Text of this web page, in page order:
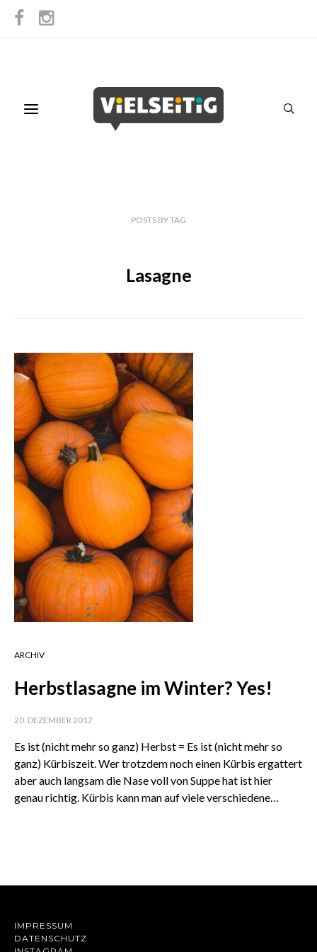
POSTS BYTAG
Lasagne
ARCHIV
Herbstlasagne im Winter? Yes!
20. DEZEMBER 2017
Es ist (nicht mehr so ganz) Herbst = Es ist (nicht mehr so
ganz) Kürbiszeit. Wer trotzdem noch einen Kürbis ergattert
aber auch langsam die Nase voll von Suppe hat ist hier
genau richtig. Kürbis kann man auf viele verschiedene…
IMPRESSUM
DATENSCHUTZ